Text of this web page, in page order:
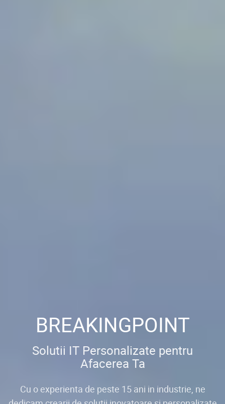
BREAKINGPOINT
Solutii IT Personalizate pentru
Afacerea Ta
Cu o experienta de peste 15 ani in industrie, ne